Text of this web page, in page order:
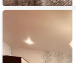
Апартаменты
проезд
13а